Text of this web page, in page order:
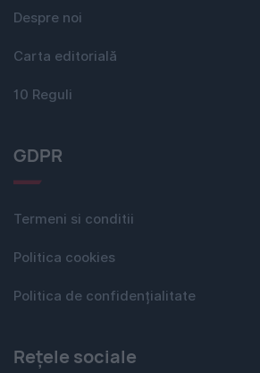
Despre noi
Carta editorială
10 Reguli
GDPR
Termeni si conditii
Politica cookies
Politica de confidențialitate
Rețele sociale